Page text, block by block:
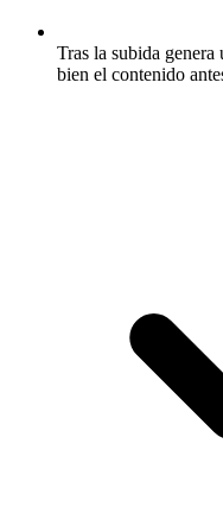
Tras la subida
bien el contenido